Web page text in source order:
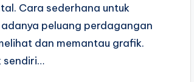
Cara sederhana untuk
peluang perdagangan
dan memantau grafik.
sendiri…